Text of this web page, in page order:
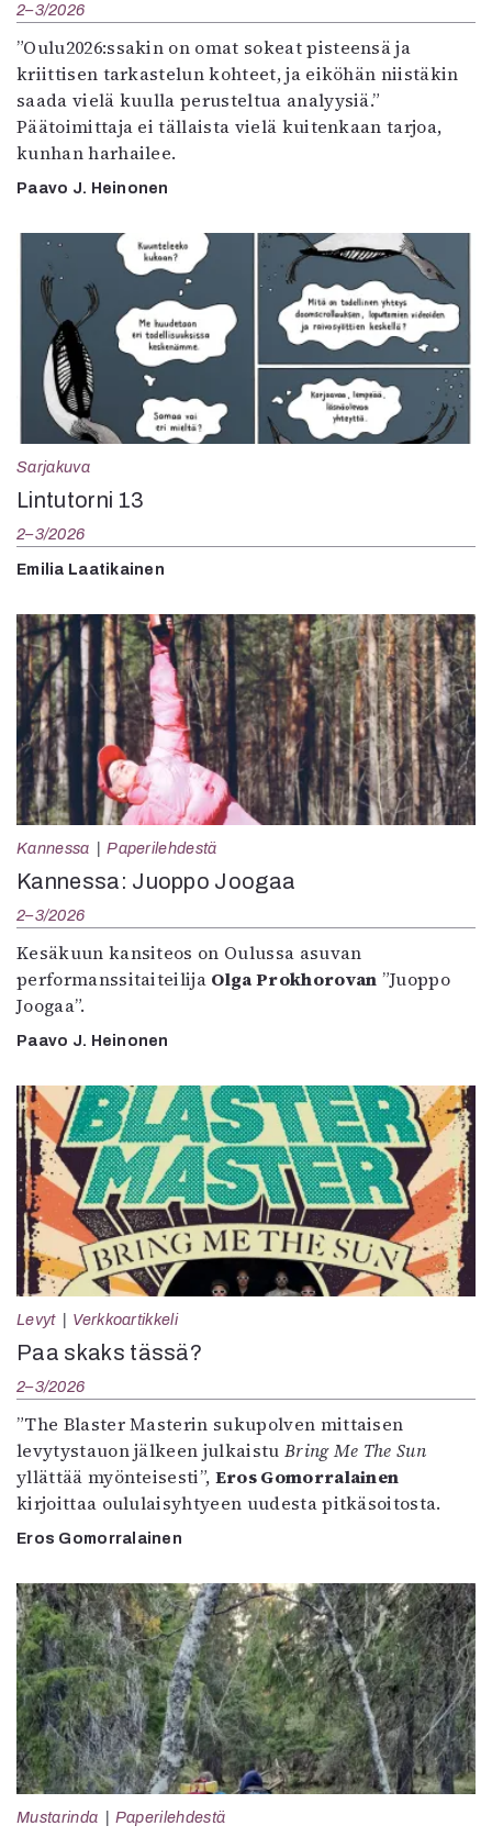
2–3/2026
”Oulu2026:ssakin on omat sokeat pisteensä ja
kriittisen tarkastelun kohteet, ja eiköhän niistäkin
saada vielä kuulla perusteltua analyysiä.”
Päätoimittaja ei tällaista vielä kuitenkaan tarjoa,
kunhan harhailee.
Paavo J. Heinonen
Sarjakuva
Lintutorni 13
2–3/2026
Emilia Laatikainen
Kannessa Paperilehdestä
Kannessa: Juoppo Joogaa
2–3/2026
Kesäkuun kansiteos on Oulussa asuvan
performanssitaiteilija Olga Prokhorovan ”Juoppo
Joogaa”.
Paavo J. Heinonen
Levyt Verkkoartikkeli
Paa skaks tässä?
2–3/2026
”The Blaster Masterin sukupolven mittaisen
levytystauon jälkeen julkaistu Bring Me The Sun
yllättää myönteisesti”, Eros Gomorralainen
kirjoittaa oululaisyhtyeen uudesta pitkäsoitosta.
Eros Gomorralainen
Mustarinda Paperilehdestä